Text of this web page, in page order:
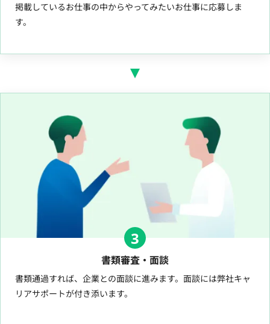
掲載しているお仕事の中からやってみたいお仕事に応募しま
す。
3
書類審査・面談
書類通過すれば、企業との面談に進みます。面談には弊社キャ
リアサポートが付き添います。